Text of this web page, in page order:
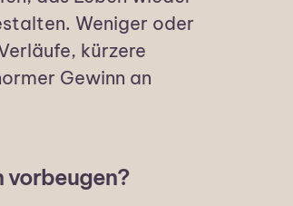
Weniger oder
kürzere
Gewinn an
vorbeugen?